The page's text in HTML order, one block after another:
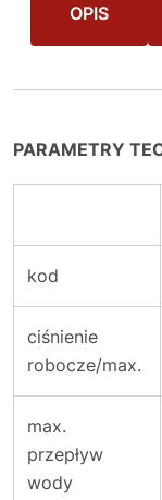
OPIS
PARAMETRY
kod
ciśnienie
robocze/max.
max.
przepływ
wody